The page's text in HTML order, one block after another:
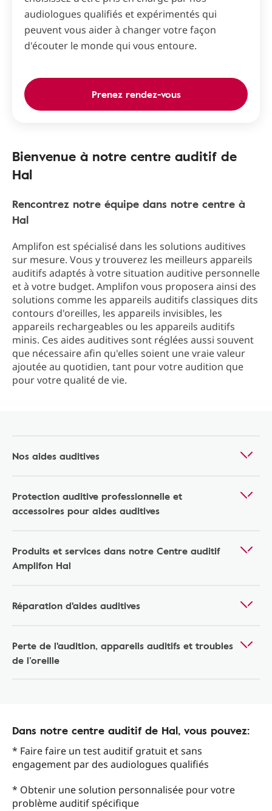
audiologues qualifiés et expérimentés qui
peuvent vous aider à changer votre façon
d'écouter le monde qui vous entoure.
Prenez rendez-vous
Bienvenue à notre centre auditif de
Hal
Rencontrez notre équipe dans notre centre à
Hal
Amplifon est spécialisé dans les solutions auditives
sur mesure. Vous y trouverez les meilleurs appareils
auditifs adaptés à votre situation auditive personnelle
et à votre budget. Amplifon vous proposera ainsi des
solutions comme les appareils auditifs classiques dits
contours d'oreilles, les appareils invisibles, les
appareils rechargeables ou les appareils auditifs
minis. Ces aides auditives sont réglées aussi souvent
que nécessaire afin qu'elles soient une vraie valeur
ajoutée au quotidien, tant pour votre audition que
pour votre qualité de vie.
Nos aides auditives
Protection auditive professionnelle et
accessoires pour aides auditives
Produits et services dans notre Centre auditif
Amplifon Hal
Réparation d'aides auditives
Perte de l'audition, appareils auditifs et troubles
de l’oreille
Dans notre centre auditif de Hal, vous pouvez:
* Faire faire un test auditif gratuit et sans
engagement par des audiologues qualifiés
* Obtenir une solution personnalisée pour votre
problème auditif spécifique